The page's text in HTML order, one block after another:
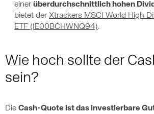
einer überdurchschnittlich hohen
bietet der Xtrackers MSCI World High
ETF (IE00BCHWNQ94).
Wie hoch sollte der
sein?
Die Cash-Quote ist das investierbare